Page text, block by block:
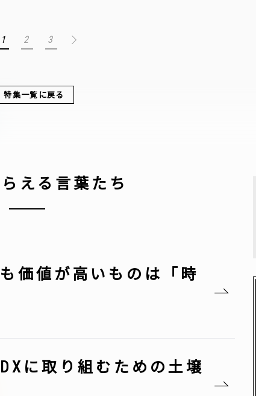
1 2 3
特集一覧に戻る
える言葉たち
価値が高いものは「時
に取り組むための土壌